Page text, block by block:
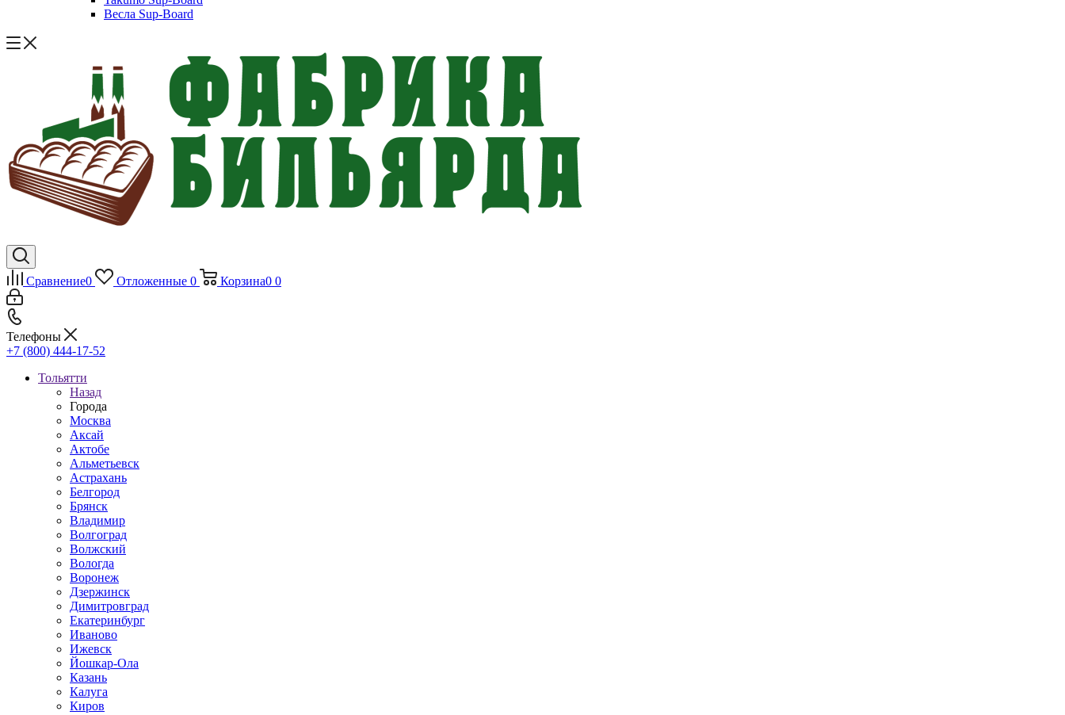
Весла Sup-Board
Сравнение0 Отложенные 0 Корзина0 0
Телефоны
+7 (800) 444-17-52
Тольятти
Назад
Города
Москва
Аксай
Актобе
Альметьевск
Астрахань
Белгород
Брянск
Владимир
Волгоград
Волжский
Вологда
Воронеж
Дзержинск
Димитровград
Екатеринбург
Иваново
Ижевск
Йошкар-Ола
Казань
Калуга
Киров